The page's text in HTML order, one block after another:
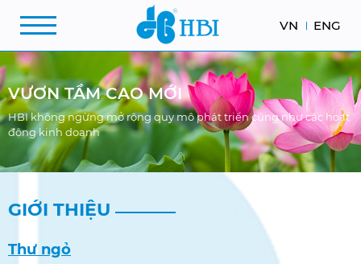
VN ENG
VƯƠN TẦM CAO MỚI
HBI không ngừng mở rộng quy mô phát triển cũng như các hoạt
động kinh doanh
GIỚI THIỆU
Thư ngỏ